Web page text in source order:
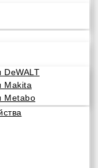
DeWALT
Makita
Metabo